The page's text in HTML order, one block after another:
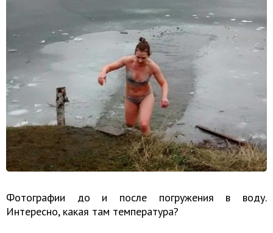
Фотографии до и после погружения в воду.
Интересно, какая там температура?